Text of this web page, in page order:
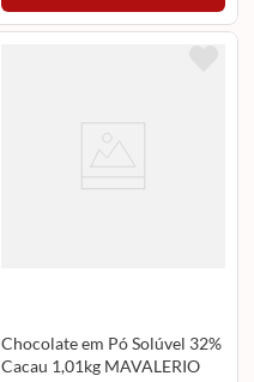
Chocolate em Pó Solúvel 32%
Cacau 1,01kg MAVALERIO